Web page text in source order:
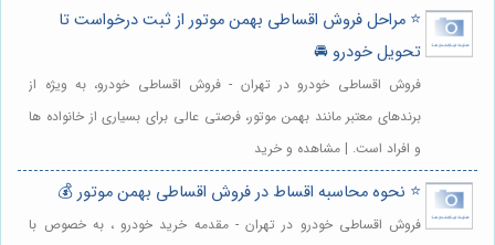
⭐️ مراحل فروش اقساطی بهمن موتور از ثبت درخواست تا
تحویل خودرو 🚘
فروش اقساطی خودرو در تهران - فروش اقساطی خودرو، به ویژه از
برندهای معتبر مانند بهمن موتور، فرصتی عالی برای بسیاری از خانواده ها
و افراد است. | مشاهده و خرید
⭐️ نحوه محاسبه اقساط در فروش اقساطی بهمن موتور 💰
فروش اقساطی خودرو در تهران - مقدمه خرید خودرو ، به خصوص با